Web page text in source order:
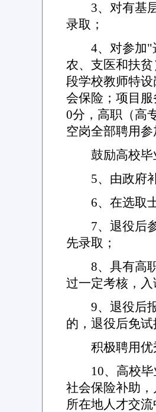
3、对有基层
录取；
4、对参加"选
农、支医和扶
段学校教师特
会保险；项目
0分，高职（高
空岗全部聘用
鼓励高校毕
5、由政府补
6、在选取士
7、退役后参
先录取；
8、具有高职
过一定考核，
9、退役后报
的，退役后免
积极聘用优
10、高校毕
社会保险补助
所在地人才交